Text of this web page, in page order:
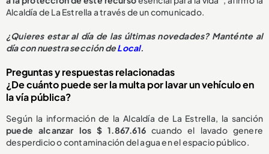
Alcaldía de La Estrella a través de un comunicado.
¿Quieres estar al día de las últimas novedades? Manténte al
día con nuestra sección deLocal.
Preguntas y respuestas relacionadas
¿De cuánto puede ser la multa por lavar un vehículo en
la vía pública?
Según la información de la Alcaldía de La Estrella, la sanción
puede alcanzar los $ 1.867.616 cuando el lavado genere
desperdicio o contaminación del agua en el espacio público.